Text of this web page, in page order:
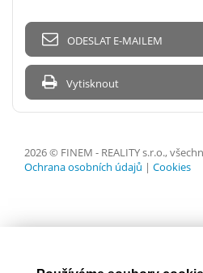
ODESLAT E-MAILEM
Vytisknout
2026 © FINEM - REALITY s.r.o.,
Ochrana osobních údajů | Cookies